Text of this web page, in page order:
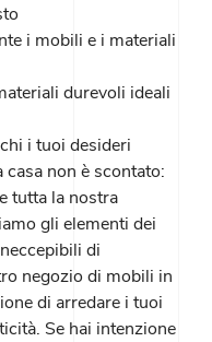
i mobili e i materiali
durevoli ideali
i tuoi desideri
non è scontato:
tutta la nostra
gli elementi dei
di
negozio di mobili in
di arredare i tuoi
Se hai intenzione